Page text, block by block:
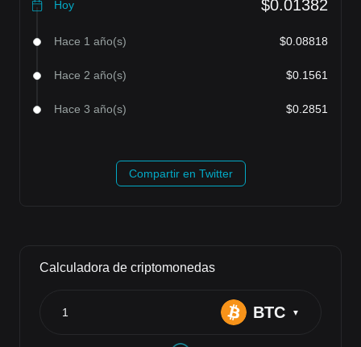
Hoy $0.01382
Hace 1 año(s) $0.08818
Hace 2 año(s) $0.1561
Hace 3 año(s) $0.2851
Compartir en Twitter